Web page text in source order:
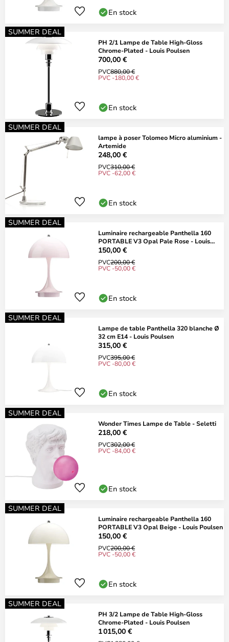
En stock
SUMMER DEAL
PH 2/1 Lampe de Table High-Gloss
Chrome-Plated - Louis Poulsen
700,00 €
PVC880,00 €
PVC -180,00 €
En stock
SUMMER DEAL
lampe à poser Tolomeo Micro aluminium -
Artemide
248,00 €
PVC310,00 €
PVC -62,00 €
En stock
SUMMER DEAL
Luminaire rechargeable Panthella 160
PORTABLE V3 Opal Pale Rose - Louis
Poulsen
150,00 €
PVC200,00 €
PVC -50,00 €
En stock
SUMMER DEAL
Lampe de table Panthella 320 blanche Ø
32 cm E14 - Louis Poulsen
315,00 €
PVC395,00 €
PVC -80,00 €
En stock
SUMMER DEAL
Wonder Times Lampe de Table - Seletti
218,00 €
PVC302,00 €
PVC -84,00 €
En stock
SUMMER DEAL
Luminaire rechargeable Panthella 160
PORTABLE V3 Opal Beige - Louis Poulsen
150,00 €
PVC200,00 €
PVC -50,00 €
En stock
SUMMER DEAL
PH 3/2 Lampe de Table High-Gloss
Chrome-Plated - Louis Poulsen
1 015,00 €